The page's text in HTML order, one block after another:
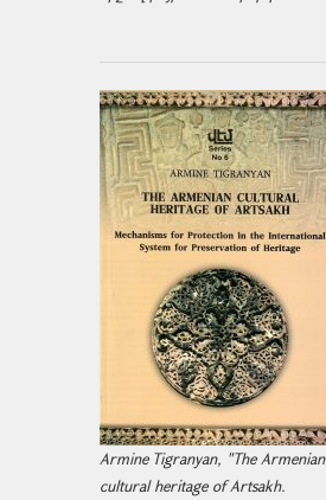
Armine Tigranyan, "The Armenian
cultural heritage of Artsakh.